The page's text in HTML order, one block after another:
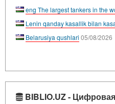
eng The largest tankers in the
Lenin qanday kasallik bilan
Belarusiya qushlari 05/08/2026
BIBLIO.UZ -